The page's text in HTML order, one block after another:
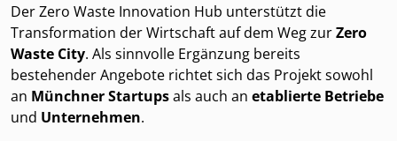
Der Zero Waste Innovation Hub unterstützt die
Transformation der Wirtschaft auf dem Weg zurZero
Waste City. Als sinnvolle Ergänzung bereits
bestehender Angebote richtet sich das Projekt sowohl
an Münchner Startupsals auch an etablierte Betriebe
und Unternehmen.